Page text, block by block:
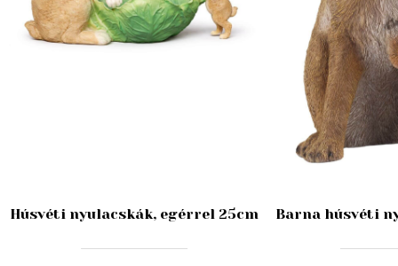
Húsvéti nyulacskák, egérrel 25cm Barna húsvéti